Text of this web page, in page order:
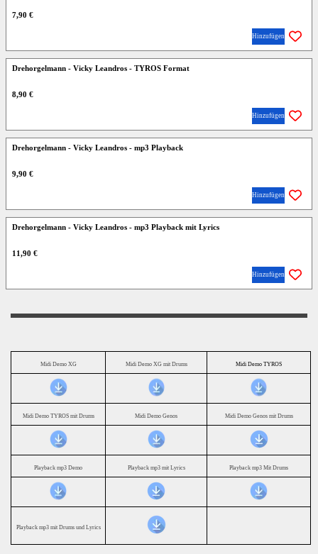
7,90 €
Hinzufügen
Drehorgelmann - Vicky Leandros - TYROS Format
8,90 €
Hinzufügen
Drehorgelmann - Vicky Leandros - mp3 Playback
9,90 €
Hinzufügen
Drehorgelmann - Vicky Leandros - mp3 Playback mit Lyrics
11,90 €
Hinzufügen
Midi Demo XG Midi Demo XG mit Drums Midi Demo TYROS
Midi Demo TYROS mit Drums Midi Demo Genos Midi Demo Genos mit Drums
Playback mp3 Demo Playback mp3 mit Lyrics Playback mp3 Mit Drums
Playback mp3 mit Drums und Lyrics